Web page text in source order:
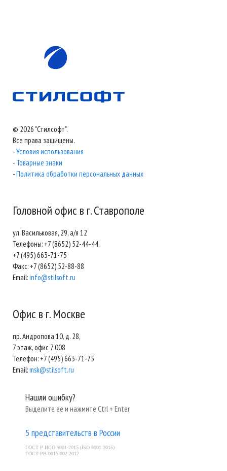
© 2026 "Стилсофт".
Все права защищены.
-Условия использования
- Товарные знаки
-Политика обработки персональных данных
Головной офис в г. Ставрополе
ул. Васильковая, 29, а/я 12
Телефоны: +7 (8652) 52-44-44,
+7 (495) 663-71-75
Факс: +7 (8652) 52-88-88
Email:info@stilsoft.ru
Офис в г. Москве
пр. Андропова 10, д. 28,
7 этаж, офис 7.008
Телефон: +7 (495) 663-71-75
Email:msk@stilsoft.ru
Нашли ошибку?
Выделите ее и нажмите Ctrl + Enter
5 представительств в России
ГОСТ Р ИСО 9001-2015 (ISO 9001:2015)
ГОСТ РВ 0015-002-2012